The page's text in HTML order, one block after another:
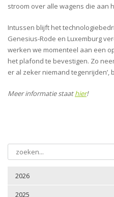
2026
2025
stroom over alle wagens die aan
Intussen blijft het
Genesius-Rode en Luxemburg
werken we momenteel aan een
het plafond te bevestigen. Zo
er al zeker niemand tegenrijden’,
Meer informatie staathier!